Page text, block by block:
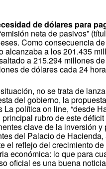
de dólares para
neta de pasivos”
Como consecuencia
alcanzaba a los 201.435
a 215.294 millones
de dólares cada 24
no se trata de
del gobierno, la
La política on line, “desde
rubro de este
clave de la inversión
del Palacio de
el reflejo del crecimiento
económica: lo que para
oficial es una buena